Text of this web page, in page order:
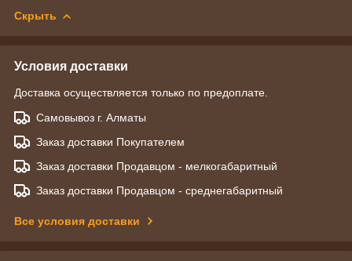
Скрыть
Условия доставки
Доставка осуществляется только по предоплате.
Самовывоз г. Алматы
Заказ доставки Покупателем
Заказ доставки Продавцом - мелкогабаритный
Заказ доставки Продавцом - среднегабаритный
Все условия доставки